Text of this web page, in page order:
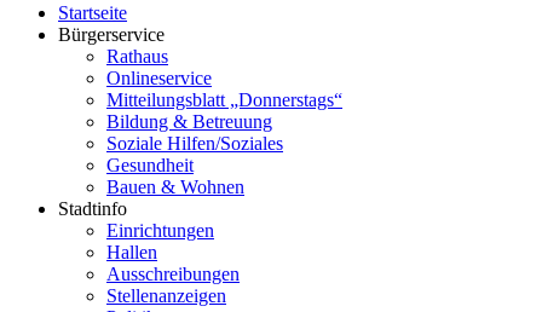
Startseite
Bürgerservice
Rathaus
Onlineservice
Mitteilungsblatt „Donnerstags“
Bildung & Betreuung
Soziale Hilfen/Soziales
Gesundheit
Bauen & Wohnen
Stadtinfo
Einrichtungen
Hallen
Ausschreibungen
Stellenanzeigen